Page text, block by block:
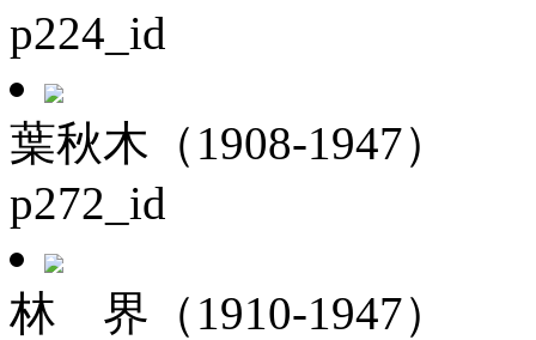
p224_id
葉秋木（1908-1947）
p272_id
林 界（1910-1947）